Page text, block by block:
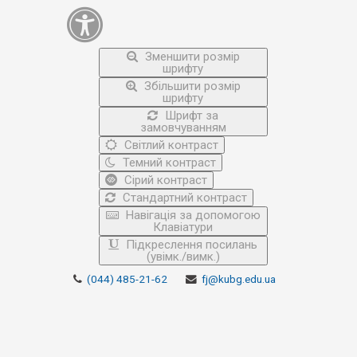
Зменшити розмір
шрифту
Збільшити розмір
шрифту
Шрифт за
замовчуванням
Світлий контраст
Темний контраст
Сірий контраст
Стандартний контраст
Навігація за допомогою
Клавіатури
Підкреслення посилань
(увімк./вимк.)
(044) 485-21-62 fj@kubg.edu.ua